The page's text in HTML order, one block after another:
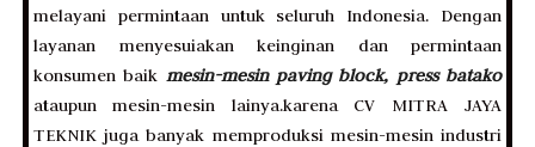
melayani permintaan untuk seluruh Indonesia. Dengan
layanan menyesuiakan keinginan dan permintaan
konsumen baik mesin-mesin paving block, press batako
ataupun mesin-mesin lainya.karena CV MITRA JAYA
TEKNIK juga banyak memproduksi mesin-mesin industri